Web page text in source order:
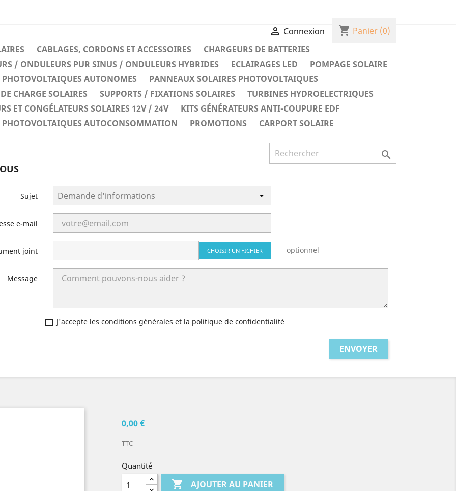
 Connexion shopping_cart Panier (0)
CABLAGES, CORDONS ET ACCESSOIRES
CHARGEURS DE BATTERIES
/ ONDULEURS PUR SINUS / ONDULEURS HYBRIDES
ECLAIRAGES LED
POMPAGE SOLAIRE
PHOTOVOLTAIQUES AUTONOMES
PANNEAUX SOLAIRES PHOTOVOLTAIQUES
CHARGE SOLAIRES
SUPPORTS / FIXATIONS SOLAIRES
TURBINES HYDROELECTRIQUES
ET CONGÉLATEURS SOLAIRES 12V / 24V
KITS GÉNÉRATEURS ANTI-COUPURE EDF
PHOTOVOLTAIQUES AUTOCONSOMMATION
PROMOTIONS CARPORT SOLAIRE

Sujet
e-mail
joint CHOISIR UN FICHIER optionnel
Message
J'accepte les conditions générales et la politique de confidentialité
0,00 €
TTC
Quantité
 AJOUTER AU PANIER